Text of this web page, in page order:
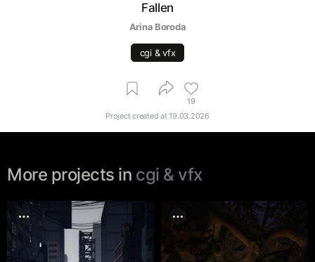
Fallen
Arina Boroda
cgi & vfx
19
Project created at19.03.2026
More projects in cgi & vfx